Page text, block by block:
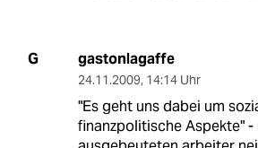
G gastonlagaffe
24.11.2009, 14:14 Uhr
"Es geht uns dabei um
finanzpolitische Aspekte" -